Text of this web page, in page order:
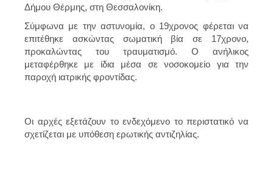
Δήμου Θέρμης, στη Θεσσαλονίκη.
Σύμφωνα με την αστυνομία, ο 19χρονος φέρεται να
επιτέθηκε ασκώντας σωματική βία σε 17χρονο,
προκαλώντας του τραυματισμό. Ο ανήλικος
μεταφέρθηκε με ίδια μέσα σε νοσοκομείο για την
παροχή ιατρικής φροντίδας.
Οι αρχές εξετάζουν το ενδεχόμενο το περιστατικό να
σχετίζεται με υπόθεση ερωτικής αντιζηλίας.